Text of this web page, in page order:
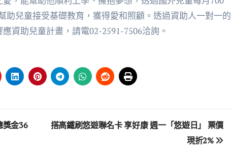
助兒童接受基礎教育，獲得愛和照顧。透過資助人一對一的
資助兒童計畫，請電02-2591-7506洽詢。
獎金36
搭高鐵刷悠遊聯名卡 享好康 週一「悠遊日」 票價
現折2%